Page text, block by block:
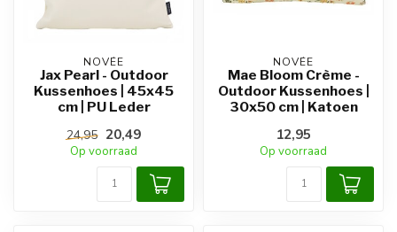
NOVÉE
Jax Pearl - Outdoor
Kussenhoes | 45x45
cm | PU Leder
24,95 20,49
Op voorraad
NOVÉE
Mae Bloom Crème -
Outdoor Kussenhoes |
30x50 cm | Katoen
12,95
Op voorraad